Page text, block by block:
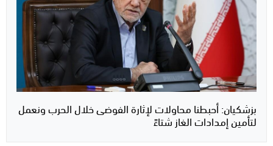
بزشكيان: أحبطنا محاولات لإثارة الفوضى خلال الحرب ونعمل
لتأمين إمدادات الغاز شتاءً